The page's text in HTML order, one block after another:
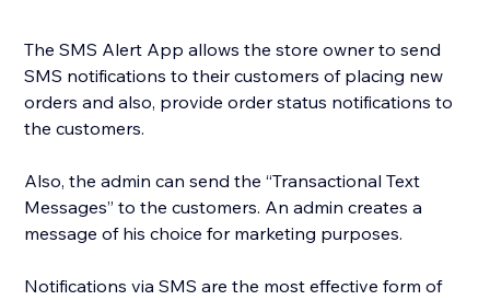
The SMS Alert App allows the store owner to send
SMS notifications to their customers of placing new
orders and also, provide order status notifications to
the customers.
Also, the admin can send the “Transactional Text
Messages” to the customers. An admin creates a
message of his choice for marketing purposes.
Notifications via SMS are the most effective form of